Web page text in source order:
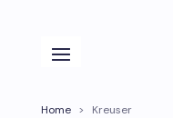
Home > Kreuser